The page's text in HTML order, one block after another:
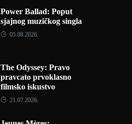
Power Ballad: Poput
sjajnog muzičkog singla
05.08.2026.
The Odyssey: Pravo
pravcato prvoklasno
filmsko iskustvo
21.07.2026.